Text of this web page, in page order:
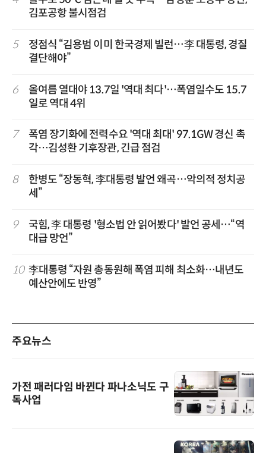
김포공항 불시점검
5
정점식 “김용범 이미 한국경제 빌런…李 대통령, 경질
결단해야”
6
올여름 열대야 13.7일 '역대 최다'…폭염일수도 15.7
일로 역대 4위
7
폭염 장기화에 전력수요 '역대 최대' 97.1GW 경신 촉
각…김성환 기후장관, 긴급 점검
8
한병도 “장동혁, 李대통령 발언 왜곡…악의적 정치공
세”
9
국힘, 李 대통령 '형소법 안 읽어봤다' 발언 공세…“역
대급 망언”
10 李대통령 “자원 총동원해 폭염 피해 최소화…내년도
예산안에도 반영”
주요뉴스
가전 패러다임 바뀐다 파나소닉도 구
독사업